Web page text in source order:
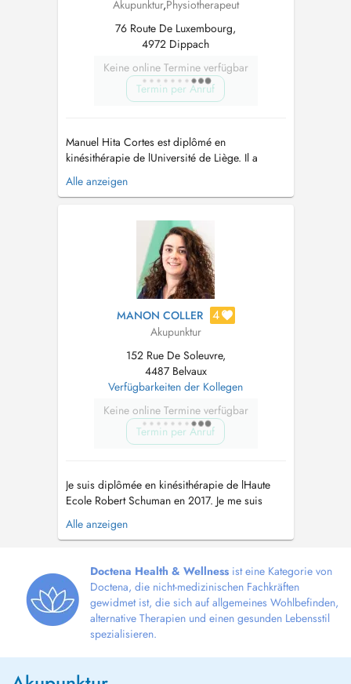
Akupunktur,Physiotherapeut
76 Route De Luxembourg,
4972 Dippach
Keine online Termine verfügbar
Termin per Anruf
Manuel Hita Cortes est diplômé en
kinésithérapie de lUniversité de Liège. Il a
validé son doctorat en Médecine traditionnelle
chinoise et pratique cette discipline depuis
Shanghai College of Traditionnal Chinese
Medecine à Bruxelles, où il enseigne égale...
Alle anzeigen
MANON COLLER 4
Akupunktur
152 Rue De Soleuvre,
4487 Belvaux
Verfügbarkeiten der Kollegen
Keine online Termine verfügbar
Termin per Anruf
Je suis diplômée en kinésithérapie de lHaute
Ecole Robert Schuman en 2017. Je me suis
spécialisée en thérapie manuelle à Gembloux.
Jai validé son doctorat en Médecine
Traditionnal Chinese Medecine et jai fait une
formation pour accompagner la femme...
Alle anzeigen
Doctena Health & Wellness ist eine Kategorie von
Doctena, die nicht-medizinischen Fachkräften
gewidmet ist, die sich auf allgemeines Wohlbefinden,
alternative Therapien und einen gesunden Lebensstil
spezialisieren.